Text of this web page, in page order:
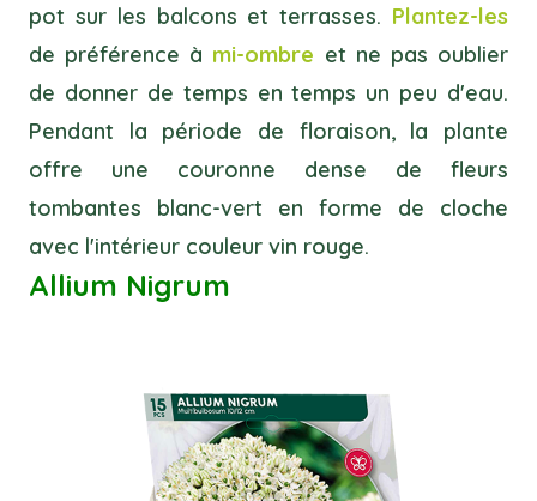
pot sur les balcons et terrasses. Plantez-les
de préférence à mi-ombre et ne pas oublier
de donner de temps en temps un peu d'eau.
Pendant la période de floraison, la plante
offre une couronne dense de fleurs
tombantes blanc-vert en forme de cloche
avec l'intérieur couleur vin rouge.
Allium Nigrum